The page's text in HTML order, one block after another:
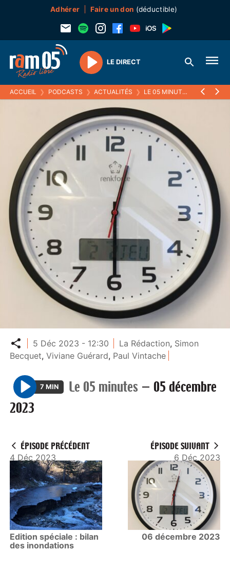
Adhérer Faire un don (déductible)
Play
LE DIRECT
ACCUEIL ❯ PODCASTS ❯ ACTUALITÉS ❯ LE 05 MINUTES 05
Partager
5 Déc 2023 - 12:30 La Rédaction, Simon
Becquet,Viviane Guérard, Paul Vintache
P
l
7 MIN Le 05 minutes — 05 décembre
2023
ÉPISODE PRÉCÉDENT
4 Déc 2023
Edition spéciale : bilan
des inondations
ÉPISODE SUIVANT
6 Déc 2023
06 décembre 2023